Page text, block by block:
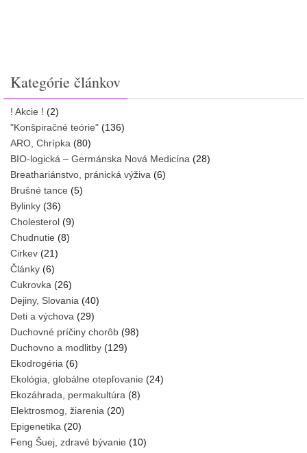
Kategórie článkov
! Akcie ! (2)
"Konšpiračné teórie" (136)
ARO, Chrípka (80)
BIO-logická – Germánska Nová Medicína (28)
Breathariánstvo, pránická výživa (6)
Brušné tance (5)
Bylinky (36)
Cholesterol (9)
Chudnutie (8)
Cirkev (21)
Články (6)
Cukrovka (26)
Dejiny, Slovania (40)
Deti a výchova (29)
Duchovné príčiny chorôb (98)
Duchovno a modlitby (129)
Ekodrogéria (6)
Ekológia, globálne otepľovanie (24)
Ekozáhrada, permakultúra (8)
Elektrosmog, žiarenia (20)
Epigenetika (20)
Feng Šuej, zdravé bývanie (10)